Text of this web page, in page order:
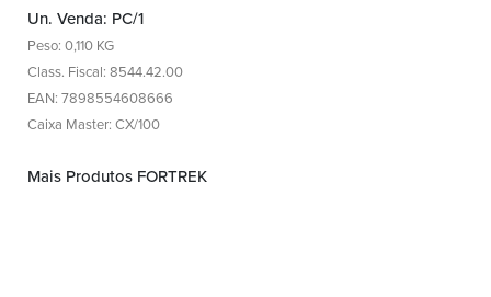
Un. Venda: PC/1
Peso: 0,110 KG
Class. Fiscal: 8544.42.00
EAN: 7898554608666
Caixa Master: CX/100
Mais Produtos FORTREK